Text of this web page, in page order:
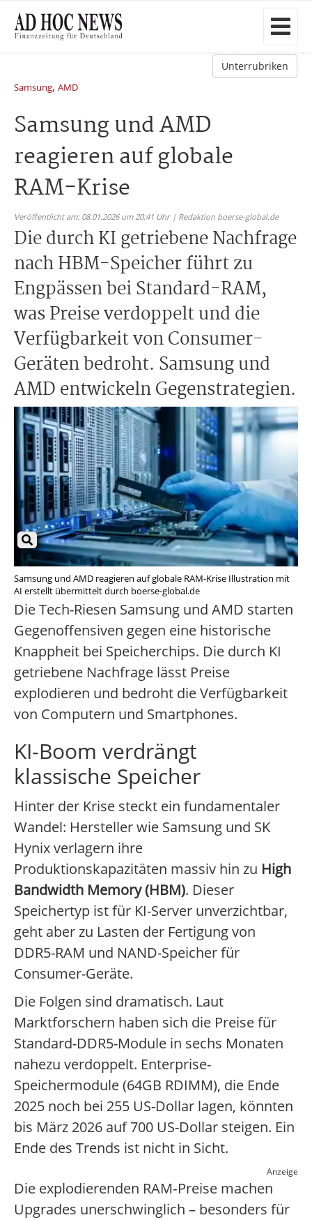
Unterrubriken
Samsung, AMD
Samsung und AMD
reagieren auf globale
RAM-Krise
Veröffentlicht am: 08.01.2026 um 20:41 Uhr | Redaktion boerse-global.de
Die durch KI getriebene Nachfrage
nach HBM-Speicher führt zu
Engpässen bei Standard-RAM,
was Preise verdoppelt und die
Verfügbarkeit von Consumer-
Geräten bedroht. Samsung und
AMD entwickeln Gegenstrategien.
Samsung und AMD reagieren auf globale RAM-Krise Illustration mit
AI erstellt übermittelt durch boerse-global.de
Die Tech-Riesen Samsung und AMD starten
Gegenoffensiven gegen eine historische
Knappheit bei Speicherchips. Die durch KI
getriebene Nachfrage lässt Preise
explodieren und bedroht die Verfügbarkeit
von Computern und Smartphones.
KI-Boom verdrängt
klassische Speicher
Hinter der Krise steckt ein fundamentaler
Wandel: Hersteller wie Samsung und SK
Hynix verlagern ihre
Produktionskapazitäten massiv hin zu High
Bandwidth Memory (HBM). Dieser
Speichertyp ist für KI-Server unverzichtbar,
geht aber zu Lasten der Fertigung von
DDR5-RAM und NAND-Speicher für
Consumer-Geräte.
Die Folgen sind dramatisch. Laut
Marktforschern haben sich die Preise für
Standard-DDR5-Module in sechs Monaten
nahezu verdoppelt. Enterprise-
Speichermodule (64GB RDIMM), die Ende
2025 noch bei 255 US-Dollar lagen, könnten
bis März 2026 auf 700 US-Dollar steigen. Ein
Ende des Trends ist nicht in Sicht.
Anzeige
Die explodierenden RAM‑Preise machen
Upgrades unerschwinglich – besonders für